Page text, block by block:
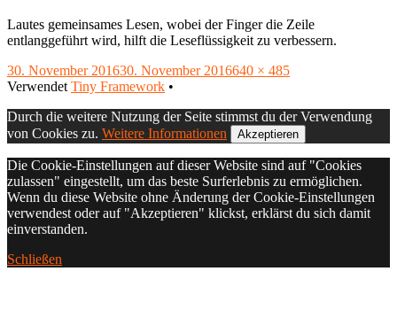
Lautes gemeinsames Lesen, wobei der Finger die Zeile
entlanggeführt wird, hilft die Leseflüssigkeit zu verbessern.
Veröffentlicht
am
30. November 201630. November 2016Volle
640 × 485
Footer
Inhalt
Verwendet Tiny Framework •
Durch die weitere Nutzung der Seite stimmst du der Verwendung
von Cookies zu. Weitere Informationen Akzeptieren
Die Cookie-Einstellungen auf dieser Website sind auf "Cookies
zulassen" eingestellt, um das beste Surferlebnis zu ermöglichen.
Wenn du diese Website ohne Änderung der Cookie-Einstellungen
verwendest oder auf "Akzeptieren" klickst, erklärst du sich damit
einverstanden.
Schließen